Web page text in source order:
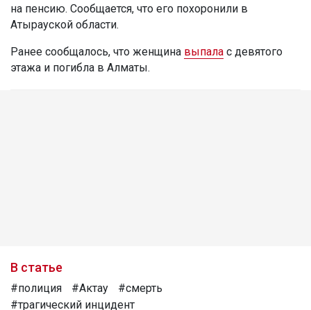
на пенсию. Сообщается, что его похоронили в
Атырауской области.
Ранее сообщалось, что женщина выпала с девятого
этажа и погибла в Алматы.
В статье
#полиция #Актау
#смерть
#трагический инцидент